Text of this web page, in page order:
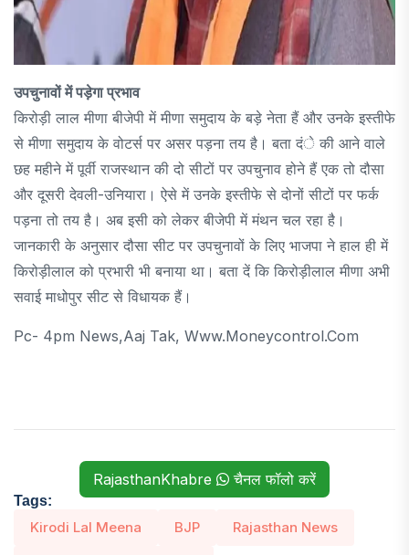
उपचुनावों में पड़ेगा प्रभाव
किरोड़ी लाल मीणा बीजेपी में मीणा समुदाय के बड़े नेता हैं और उनके इस्तीफे
से मीणा समुदाय के वोटर्स पर असर पड़ना तय है। बता दंे की आने वाले
छह महीने में पूर्वी राजस्थान की दो सीटों पर उपचुनाव होने हैं एक तो दौसा
और दूसरी देवली-उनियारा। ऐसे में उनके इस्तीफे से दोनों सीटों पर फर्क
पड़ना तो तय है। अब इसी को लेकर बीजेपी में मंथन चल रहा है।
जानकारी के अनुसार दौसा सीट पर उपचुनावों के लिए भाजपा ने हाल ही में
किरोड़ीलाल को प्रभारी भी बनाया था। बता दें कि किरोड़ीलाल मीणा अभी
सवाई माधोपुर सीट से विधायक हैं।
Pc- 4pm News,aaj Tak, Www.moneycontrol.com
RajasthanKhabre चैनल फॉलो करें
Tags:
Kirodi Lal Meena BJP Rajasthan News